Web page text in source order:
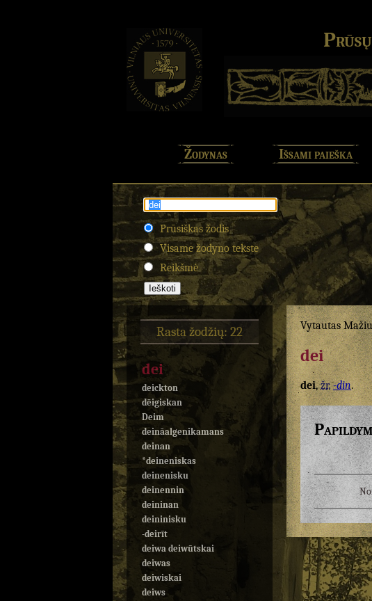
Žodynas Išsami paieška
Prūsiškas žodis
Visame žodyno tekste
Reikšmė
Rasta žodžių: 22
dei
deickton
dēigiskan
Deim
deināalgenikamans
deinan
*deineniskas
deinenisku
deinennin
deininan
deininisku
-deirīt
deiwa deiwūtskai
deiwas
deiwiskai
deiws
Vytautas
dei
dei,žr. -din.